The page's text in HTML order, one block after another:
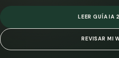
LEER GUÍA IA
REVISAR MI